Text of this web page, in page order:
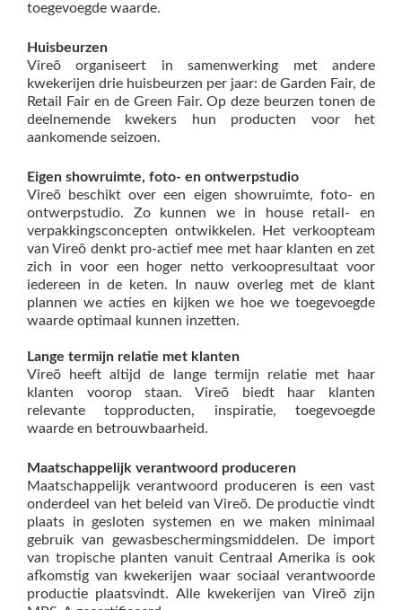
toegevoegde waarde.
Huisbeurzen
Vireõ organiseert in samenwerking met andere
kwekerijen drie huisbeurzen per jaar: de Garden Fair, de
Retail Fair en de Green Fair. Op deze beurzen tonen de
deelnemende kwekers hun producten voor het
aankomende seizoen.
Eigen showruimte, foto- en ontwerpstudio
Vireõ beschikt over een eigen showruimte, foto- en
ontwerpstudio. Zo kunnen we in house retail- en
verpakkingsconcepten ontwikkelen. Het verkoopteam
van Vireõ denkt pro-actief mee met haar klanten en zet
zich in voor een hoger netto verkoopresultaat voor
iedereen in de keten. In nauw overleg met de klant
plannen we acties en kijken we hoe we toegevoegde
waarde optimaal kunnen inzetten.
Lange termijn relatie met klanten
Vireõ heeft altijd de lange termijn relatie met haar
klanten voorop staan. Vireõ biedt haar klanten
relevante topproducten, inspiratie, toegevoegde
waarde en betrouwbaarheid.
Maatschappelijk verantwoord produceren
Maatschappelijk verantwoord produceren is een vast
onderdeel van het beleid van Vireõ. De productie vindt
plaats in gesloten systemen en we maken minimaal
gebruik van gewasbeschermingsmiddelen. De import
van tropische planten vanuit Centraal Amerika is ook
afkomstig van kwekerijen waar sociaal verantwoorde
productie plaatsvindt. Alle kwekerijen van Vireõ zijn